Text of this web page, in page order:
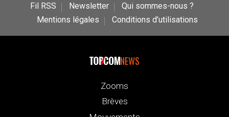
Fil RSS Newsletter
Qui sommes-nous ?
Mentions légales
Conditions d’utilisations
NEWS
Zooms
Brèves